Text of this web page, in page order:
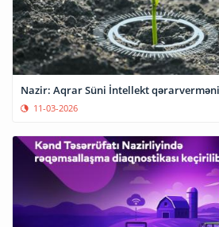
Nazir: Aqrar Süni İntellekt
11-03-2026